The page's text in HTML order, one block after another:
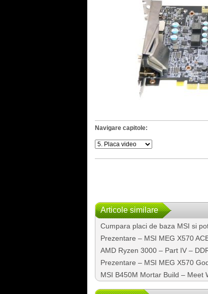
Navigare capitole:
Articole similare
Cumpara placi de baza MSI si
Prezentare – MSI MEG X570
AMD Ryzen 3000 – Part IV –
Prezentare – MSI MEG X570
MSI B450M Mortar Build – Meet